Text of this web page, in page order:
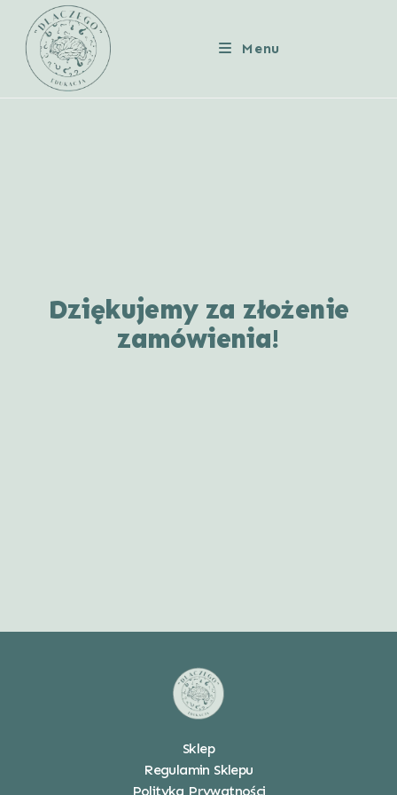
Menu
Dziękujemy za złożenie
zamówienia!
Sklep
Regulamin Sklepu
Polityka Prywatności